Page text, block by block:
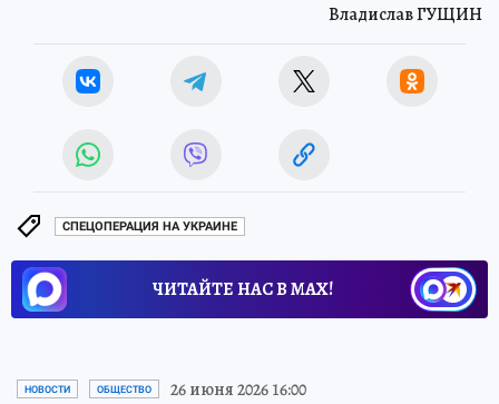
Владислав ГУЩИН
СПЕЦОПЕРАЦИЯ НА УКРАИНЕ
ЧИТАЙТЕ НАС В МАХ!
НОВОСТИ ОБЩЕСТВО 26 июня 2026 16:00